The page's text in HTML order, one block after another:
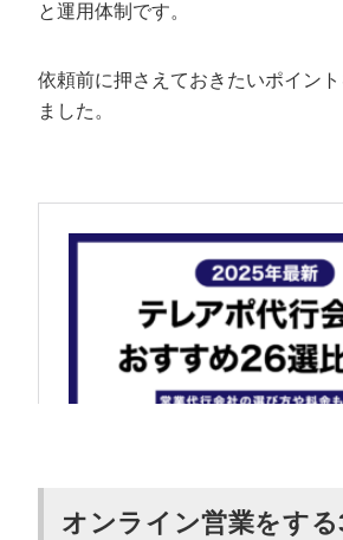
と運用体制です。
依頼前に押さえておきたいポイン
ました。
オンライン営業をす